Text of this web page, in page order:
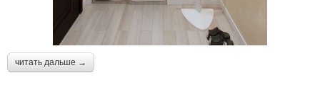
читать дальше →